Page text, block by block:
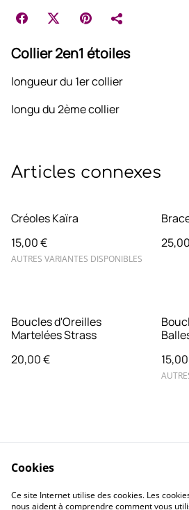
Collier 2en1 étoiles
longueur du 1er collier
longu du 2ème collier
Articles connexes
Créoles Kaïra
15,00 €
AUTRES VARIANTES DISPONIBLES
Boucles d'Oreilles
Martelées Strass
20,00 €
Contactez-nous
Retours & Echanges
Cookies
Ce site Internet utilise des cookies. Les
nous aident à comprendre comment vous